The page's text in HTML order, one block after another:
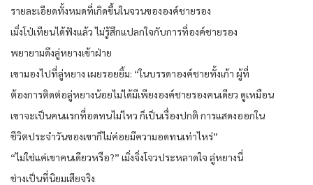
รายละเอียดทั้งหมดที่เกิดขึ้นในจวนขององค์ชายรอง
เมิ่งโป่เทียนได้ฟังแล้ว ไม่รู้สึกแปลกใจกับการที่องค์ชายรอง
พยายามดึงลู่หยางเข้าฝ่าย
เขามองไปที่ลู่หยาง เผยรอยยิ้ม: “ในบรรดาองค์ชายทั้งเก้า ผู้ที่
ต้องการติดต่อลู่หยางน้อยไม่ได้มีเพียงองค์ชายรองคนเดียว ดูเหมือน
เขาจะเป็นคนแรกที่อดทนไม่ไหว ก็เป็นเรื่องปกติ การแสดงออกใน
ชีวิตประจำวันของเขาก็ไม่ค่อยมีความอดทนเท่าไหร่”
“ไม่ใช่แค่เขาคนเดียวหรือ?” เมิ่งจิ่งโจวประหลาดใจ ลู่หยางนี่
ช่างเป็นที่นิยมเสียจริง